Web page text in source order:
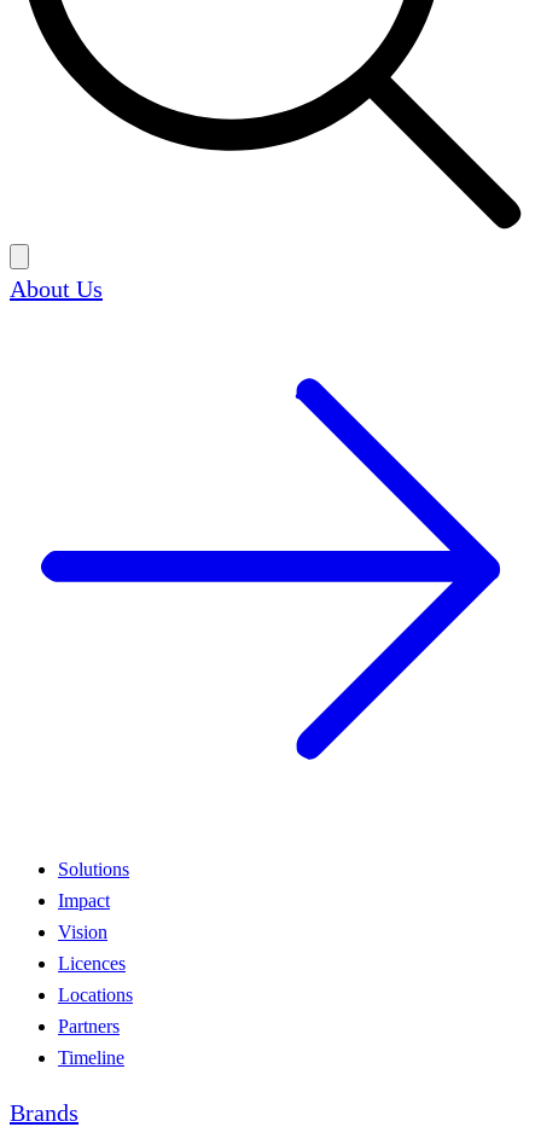
About Us
Solutions
Impact
Vision
Licences
Locations
Partners
Timeline
Brands